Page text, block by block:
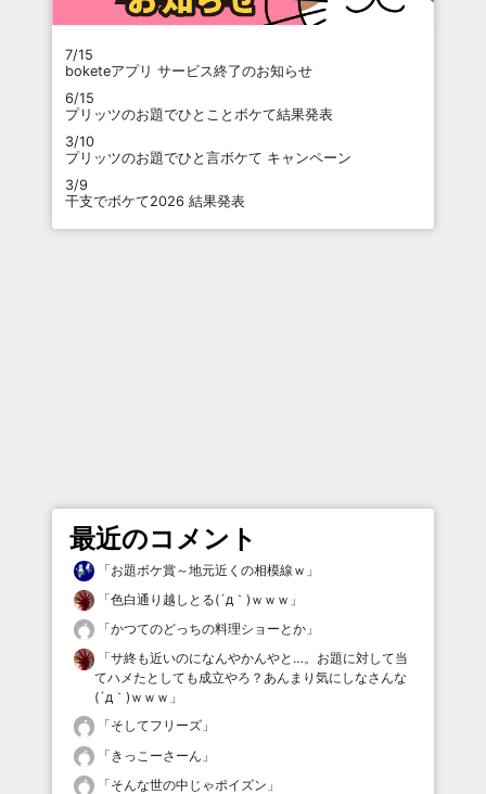
7/15
boketeアプリ サービス終了のお知らせ
6/15
プリッツのお題でひとことボケて結果発表
3/10
プリッツのお題でひと言ボケて キャンペーン
3/9
干支でボケて2026 結果発表
最近のコメント
「お題ボケ賞～地元近くの相模線ｗ 」
「色白通り越しとる(´д｀)ｗｗｗ 」
「かつてのどっちの料理ショーとか 」
「サ終も近いのになんやかんやと…。お題に対して当
てハメたとしても成立やろ？あんまり気にしなさんな
(´д｀)ｗｗｗ 」
「そしてフリーズ 」
「 きっこーさーん 」
「そんな世の中じゃポイズン 」